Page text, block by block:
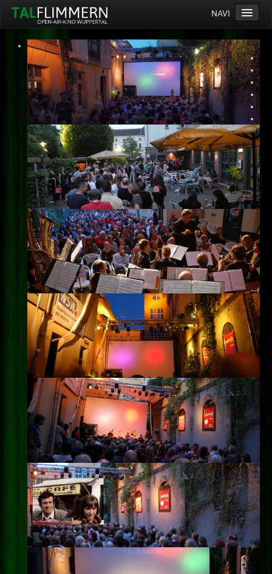
NAVI
Home
Programm
Service
Ticketinfos
Ort
Anreise
Wetter
Kinogutschein
Konzept
Archiv
Kontakt
Impressum
Datenschutz